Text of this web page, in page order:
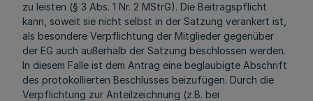
zu leisten (§ 3 Abs. 1 Nr. 2 MStrG). Die Beitragspflicht
kann, soweit sie nicht selbst in der Satzung verankert ist,
als besondere Verpflichtung der Mitglieder gegenüber
der EG auch außerhalb der Satzung beschlossen werden.
In diesem Falle ist dem Antrag eine beglaubigte Abschrift
des protokollierten Beschlusses beizufügen. Durch die
Verpflichtung zur Anteilzeichnung (z.B. bei